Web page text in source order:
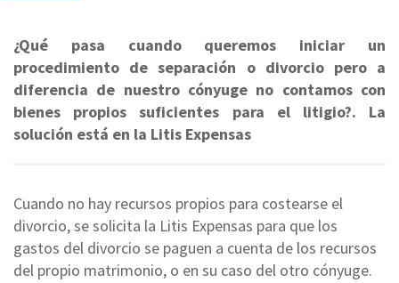
¿Qué pasa cuando queremos iniciar un
procedimiento de separación o divorcio pero a
diferencia de nuestro cónyuge no contamos con
bienes propios suficientes para el litigio?. La
solución está en la Litis Expensas
Cuando no hay recursos propios para costearse el
divorcio, se solicita la Litis Expensas para que los
gastos del divorcio se paguen a cuenta de los recursos
del propio matrimonio, o en su caso del otro cónyuge.